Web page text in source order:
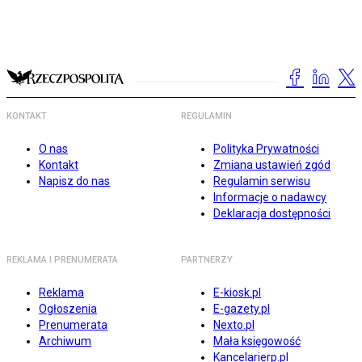
KONTAKT
O nas
Kontakt
Napisz do nas
REGULAMIN
Polityka Prywatności
Zmiana ustawień zgód
Regulamin serwisu
Informacje o nadawcy
Deklaracja dostępności
REKLAMA I PRENUMERATA
Reklama
Ogłoszenia
Prenumerata
Archiwum
PARTNERZY
E-kiosk.pl
E-gazety.pl
Nexto.pl
Mała księgowość
Kancelarierp.pl